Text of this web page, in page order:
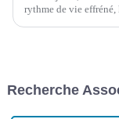
rythme de vie effréné,
l'hémorragie
Recherche